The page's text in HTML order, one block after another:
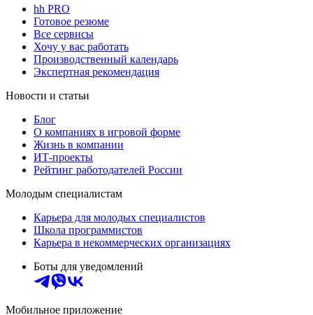
hh PRO
Готовое резюме
Все сервисы
Хочу у вас работать
Производственный календарь
Экспертная рекомендация
Новости и статьи
Блог
О компаниях в игровой форме
Жизнь в компании
ИТ-проекты
Рейтинг работодателей России
Молодым специалистам
Карьера для молодых специалистов
Школа программистов
Карьера в некоммерческих организациях
Боты для уведомлений
Мобильное приложение